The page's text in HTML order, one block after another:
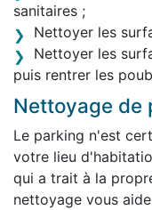
sanitaires ;
Nettoyer les
Nettoyer les
puis rentrer les
Nettoyage de
Le parking n'est
votre lieu
qui a trait à la
nettoyage vous